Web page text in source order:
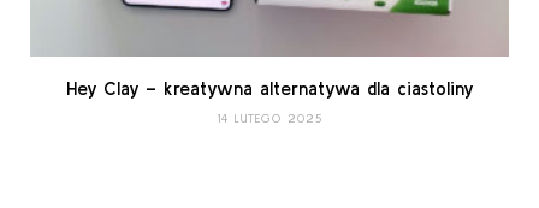
Hey Clay – kreatywna alternatywa dla ciastoliny
14 LUTEGO 2025